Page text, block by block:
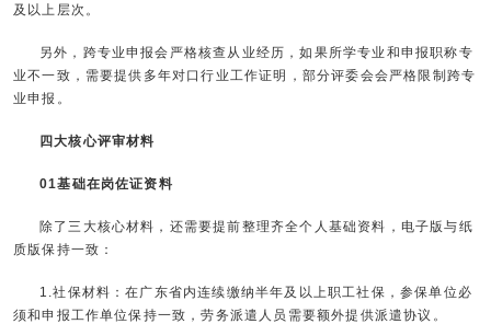
及以上层次。
另外，跨专业申报会严格核查从业经历，如果所学专业和申报职称专
业不一致，需要提供多年对口行业工作证明，部分评委会会严格限制跨专
业申报。
四大核心评审材料
01基础在岗佐证资料
除了三大核心材料，还需要提前整理齐全个人基础资料，电子版与纸
质版保持一致：
1.社保材料：在广东省内连续缴纳半年及以上职工社保，参保单位必
须和申报工作单位保持一致，劳务派遣人员需要额外提供派遣协议。